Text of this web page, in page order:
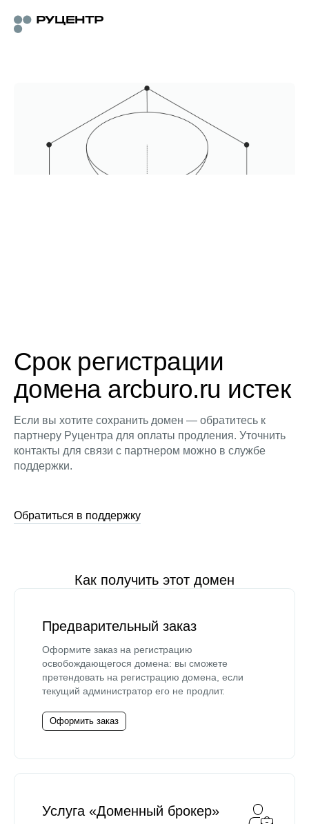
Срок регистрации
домена arcburo.ru истек
Если вы хотите сохранить домен — обратитесь к
партнеру Руцентра для оплаты продления. Уточнить
контакты для связи с партнером можно в службе
поддержки.
Обратиться в поддержку
Как получить этот домен
Предварительный заказ
Оформите заказ на регистрацию
освобождающегося домена: вы сможете
претендовать на регистрацию домена, если
текущий администратор его не продлит.
Оформить заказ
Услуга «Доменный брокер»